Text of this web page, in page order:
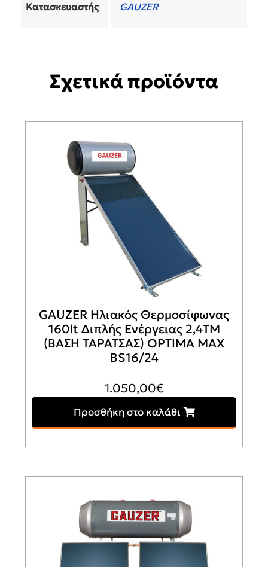
Κατασκευαστής GAUZER
Σχετικά προϊόντα
GAUZER Ηλιακός Θερμοσίφωνας
160lt Διπλής Ενέργειας 2,4ΤΜ
(ΒΑΣΗ ΤΑΡΑΤΣΑΣ) OPTIMA MAX
BS16/24
1.050,00€
Προσθήκη στο καλάθι